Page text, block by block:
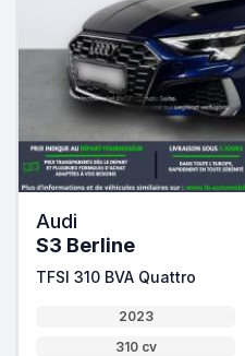
Audi
S3 Berline
TFSI 310 BVA Quattro
2023
310 cv